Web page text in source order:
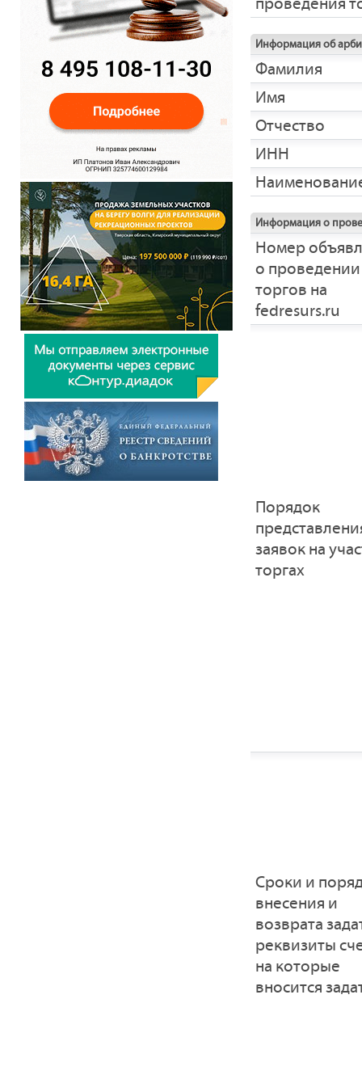
Информация об
Фамилия
Имя
Отчество
ИНН
Информация о
Номер
о проведении
торгов на
fedresurs.ru
Порядок
заявок на
торгах
Сроки и
внесения и
возврата
реквизиты
на которые
вносится